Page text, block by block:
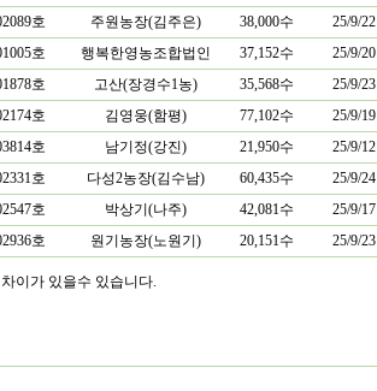
호
주원농장(김주은) 38,000수
25/9/22
호
행복한영농조합법인 37,152수 25/9/20
호 고산(장경수1농) 35,568수
25/9/23
호
김영웅(함평) 77,102수
25/9/19
호
남기정(강진) 21,950수
25/9/12
호
다성2농장(김수남) 60,435수
25/9/24
호
박상기(나주) 42,081수
25/9/17
호
원기농장(노원기) 20,151수 25/9/23
이가 있을수 있습니다.